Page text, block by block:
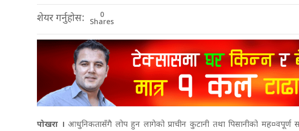
शेयर गर्नुहोस: 0
Shares
पोखरा । आधुनिकतासँगै लोप हुन लागेको प्राचीन कुटानी तथा पिसानीको मह¤वपूर्ण